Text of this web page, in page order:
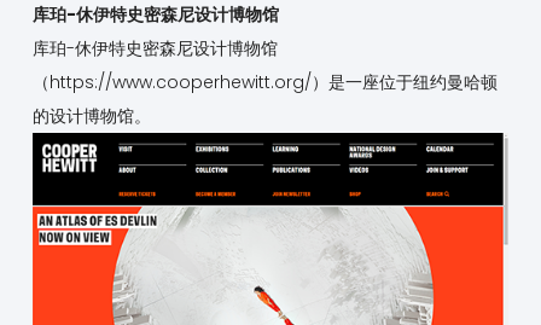
库珀-休伊特史密森尼设计博物馆
库珀-休伊特史密森尼设计博物馆
（https://www.cooperhewitt.org/）是一座位于纽约曼哈顿
的设计博物馆。